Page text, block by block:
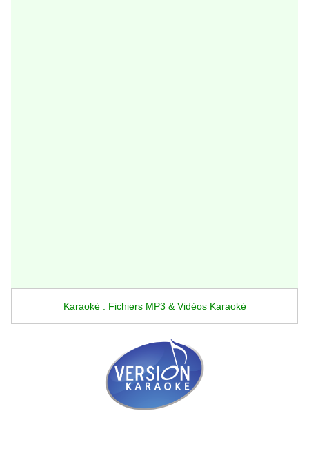
Karaoké : Fichiers MP3 & Vidéos Karaoké